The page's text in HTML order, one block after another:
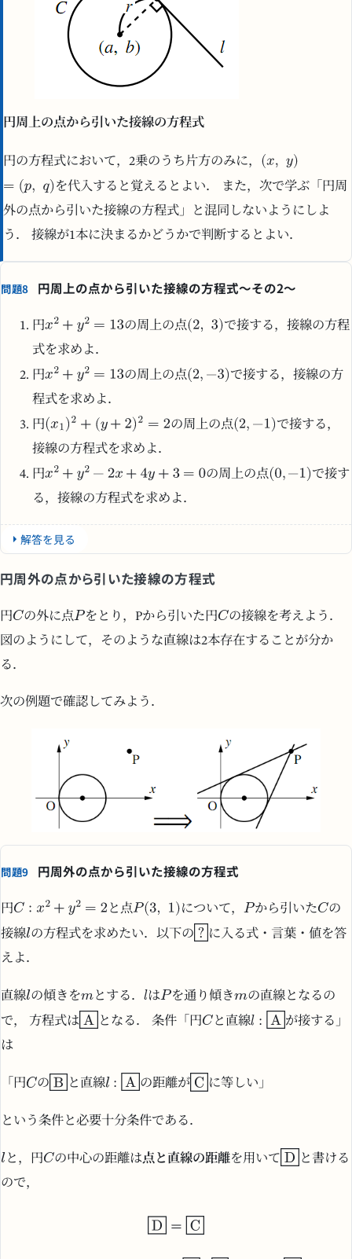
円周上の点から引いた接線の方程式
円の方程式において，2乗のうち片方のみに，
を代入すると覚えるとよい． また，次で学ぶ「円周
外の点から引いた接線の方程式」と混同しないようにしよ
う． 接線が1本に決まるかどうかで判断するとよい．
問題8 円周上の点から引いた接線の方程式〜その2〜
円 の周上の点
で接する，接線の方程
式を求めよ．
円
の周上の点
で接する，接線の方
程式を求めよ．
円
の周上の点
で接する，
接線の方程式を求めよ．
円
の周上の点
で接す
る，接線の方程式を求めよ．
解答を見る
円周外の点から引いた接線の方程式
円 の外に点 をとり，Pから引いた円
の接線を考えよう．
図のようにして，そのような直線は2本存在することが分か
る．
次の例題で確認してみよう．
問題9 円周外の点から引いた接線の方程式
円 と点 について， から引いた
の
接線 の方程式を求めたい．以下の
に入る式・言葉・値を答
えよ．
直線 の傾きを とする． は を通り傾き
の直線となるの
で， 方程式は
となる． 条件「円 と直線
が接する」
は
「円 の と直線 の距離が に等しい」
という条件と必要十分条件である．
と，円 の中心の距離は点と直線の距離を用いて
と書ける
ので，